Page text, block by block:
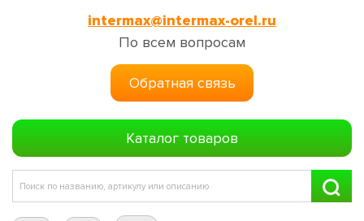
intermax@intermax-orel.ru
По всем вопросам
Обратная связь
Каталог товаров